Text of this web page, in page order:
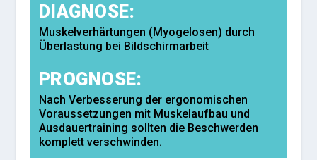
DIAGNOSE:
Muskelverhärtungen (Myogelosen) durch
Überlastung bei Bildschirmarbeit
PROGNOSE:
Nach Verbesserung der ergonomischen
Voraussetzungen mit Muskelaufbau und
Ausdauertraining sollten die Beschwerden
komplett verschwinden.